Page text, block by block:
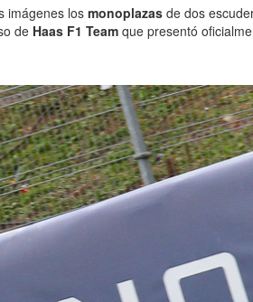
imágenes los monoplazas de dos
de Haas F1 Team que presentó